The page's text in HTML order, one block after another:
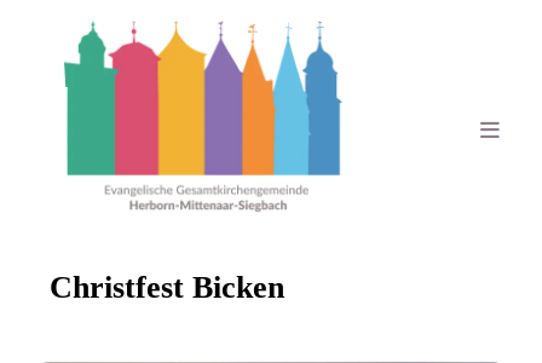
Christfest Bicken